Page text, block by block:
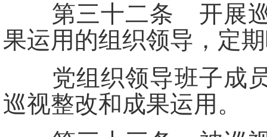
第三十二条 开展巡
果运用的组织领导，定
党组织领导班子成员
巡视整改和成果运用。